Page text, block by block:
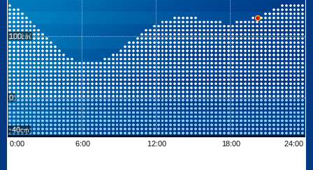
100
0
-40
0:00
6:00 12:00 18:00 24:00